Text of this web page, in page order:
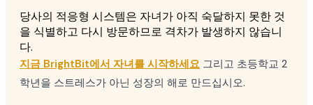
당사의 적응형 시스템은 자녀가 아직 숙달하지 못한 것
을 식별하고 다시 방문하므로 격차가 발생하지 않습니
다.
지금 BrightBit에서 자녀를 시작하세요 그리고 초등학교 2
학년을 스트레스가 아닌 성장의 해로 만드십시오.